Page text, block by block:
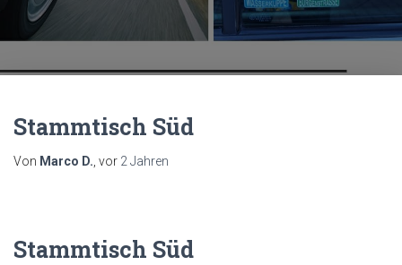
Stammtisch Süd
Von Marco D. , vor 2 Jahren
Stammtisch Süd